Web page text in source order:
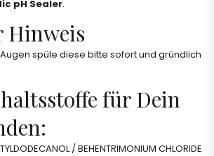
pH Sealer.
Hinweis
spüle diese bitte sofort und gründlich
für Dein
/ BEHENTRIMONIUM CHLORIDE